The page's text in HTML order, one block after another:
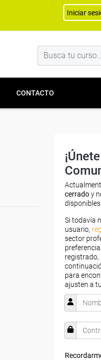
Iniciar
CONTACTO
cerradoy
disponibles.
Si todavía
usuario,
sector
registrado,
para
ajusten a tu